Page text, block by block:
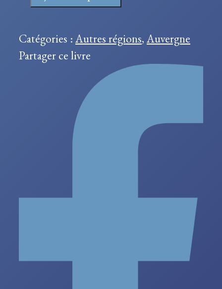
Histoire
La
Sauvetat-
Catégories : Autres régions, Auvergne
Partager ce livre